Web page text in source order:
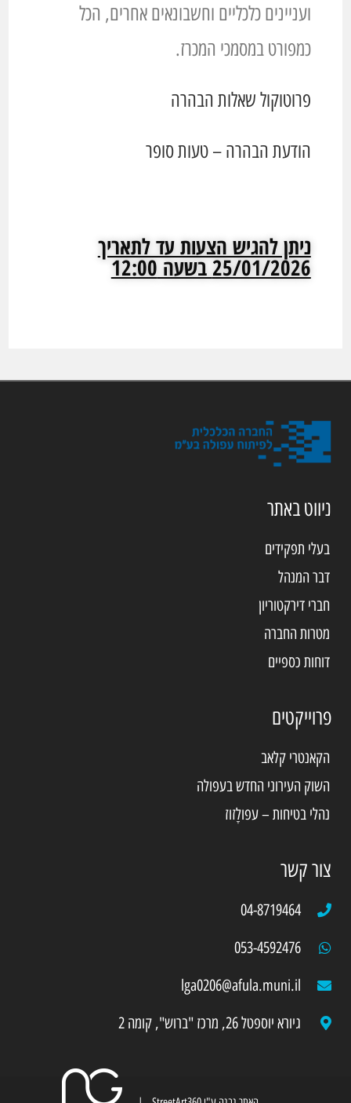
ועניינים כלכליים וחשבונאים אחרים, הכל
כמפורט במסמכי המכרז.
פרוטוקול שאלות הבהרה
הודעת הבהרה – טעות סופר
ניתן להגיש הצעות עד לתאריך
25/01/2026 בשעה 12:00
ניווט באתר
בעלי תפקידים
דבר המנהל
חברי דירקטוריון
מטרות החברה
דוחות כספיים
פרוייקטים
הקאנטרי קלאב
השוק העירוני החדש בעפולה
נהלי בטיחות – עפולָזוז
צור קשר
04-8719464
053-4592476
lga0206@afula.muni.il
גיורא יוספטל 26, מרכז "ברוש", קומה 2